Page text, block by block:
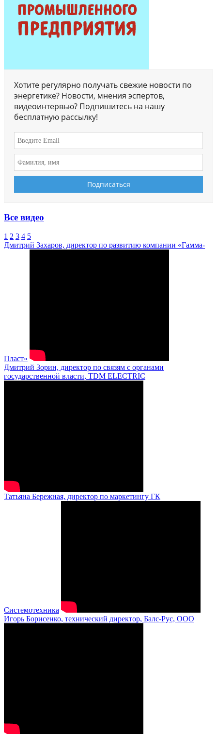
Хотите регулярно получать свежие новости по
энергетике? Новости, мнения эспертов,
видеоинтервью? Подпишитесь на нашу
бесплатную рассылку!
Все видео
1 2 3 4 5
Дмитрий Захаров, директор по развитию компании «Гамма-
Пласт»
Дмитрий Зорин, директор по связям с органами
государственной власти, TDM ELECTRIC
Татьяна Бережная, директор по маркетингу ГК
Системотехника
Игорь Борисенко, технический директор, Балс-Рус, ООО